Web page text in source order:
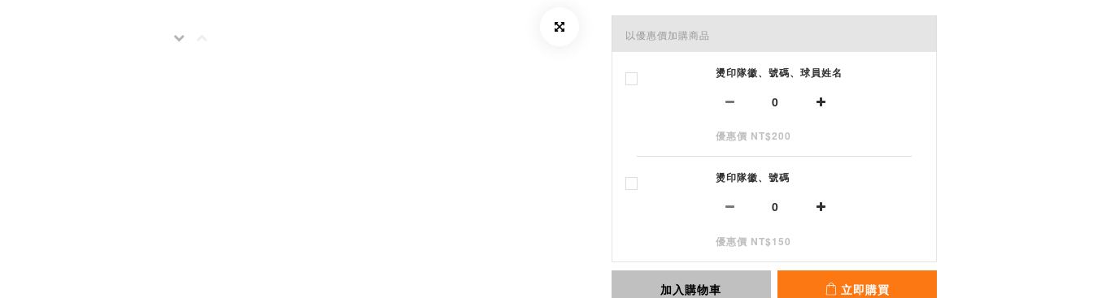
以優惠價加購商品
燙印隊徽、號碼、球員姓名
優惠價 NT$200
燙印隊徽、號碼
優惠價 NT$150
加入購物車 立即購買